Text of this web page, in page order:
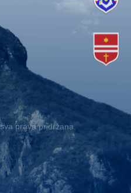
prava pridržana.